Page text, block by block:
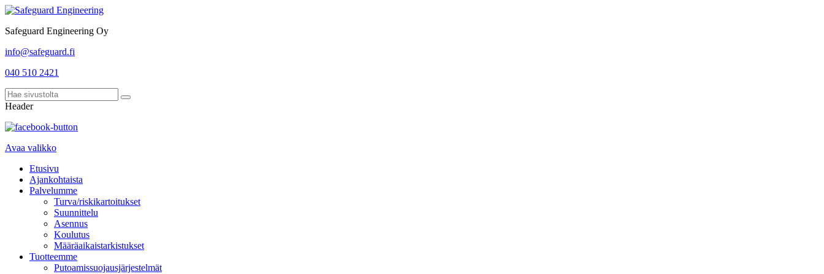
Safeguard Engineering Oy
info@safeguard.fi
040 510 2421
Header
Avaa valikko
Etusivu
Ajankohtaista
Palvelumme
Turva/riskikartoitukset
Suunnittelu
Asennus
Koulutus
Määräaikaistarkistukset
Tuotteemme
Putoamissuojausjärjestelmät